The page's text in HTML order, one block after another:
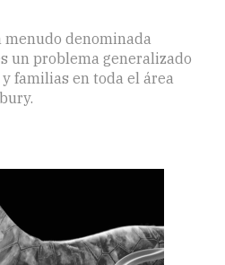
menudo denominada
un problema generalizado
familias en toda el área